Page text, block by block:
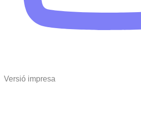
Versió impresa